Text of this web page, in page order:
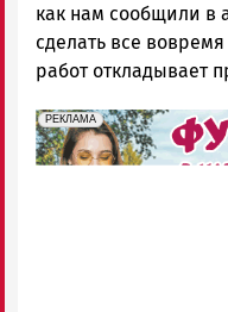
как нам сообщили в
сделать все
работ откладывает
erid:
РЕКЛАМА
Реклама